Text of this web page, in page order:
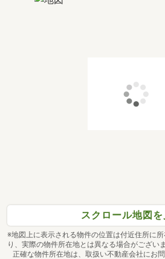
スクロール地図を
※地図上に表示される物件の位置は付近住所に
り、実際の物件所在地とは異なる場合がございま
正確な物件所在地は、取扱い不動産会社にお問